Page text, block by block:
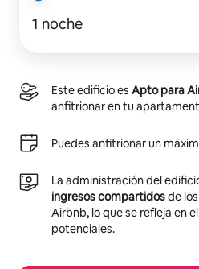
1 noche
Este edificio es Apto para
anfitrionar en tu
Puedes anfitrionar un
La administración del
ingresos compartidosde
Airbnb, lo que se refleja en
potenciales.